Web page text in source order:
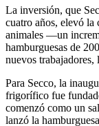
La inversión, que
cuatro años, elevó la
animales —un
hamburguesas de
nuevos
Para Secco, la
frigorífico fue
comenzó como un
lanzó la